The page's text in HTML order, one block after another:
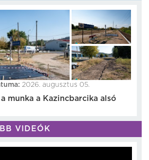
2026. augusztus 05.
munka a Kazincbarcika alsó
VIDEÓK